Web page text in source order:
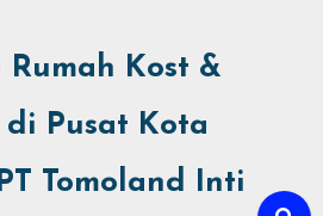
Rumah Kost &
Pusat Kota
Tomoland Inti